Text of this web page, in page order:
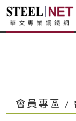
會員專區 /